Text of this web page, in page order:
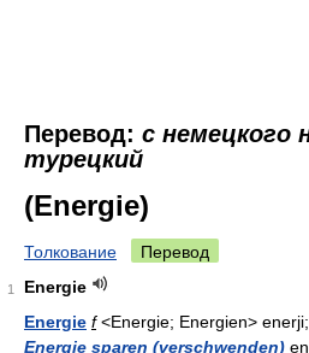
Перевод: с немецкого
турецкий
(Energie)
Толкование Перевод
1
Energie
Energie f<Energie; Energien> enerji;
Energie sparen (verschwenden)